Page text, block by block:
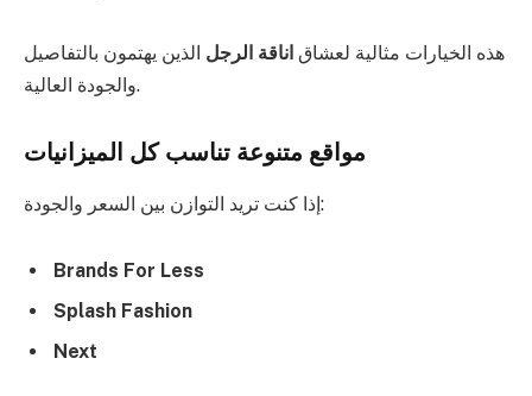
هذه الخيارات مثالية لعشاق اناقة الرجل الذين يهتمون بالتفاصيل
والجودة العالية.
مواقع متنوعة تناسب كل الميزانيات
إذا كنت تريد التوازن بين السعر والجودة:
Brands For Less
Splash Fashion
Next